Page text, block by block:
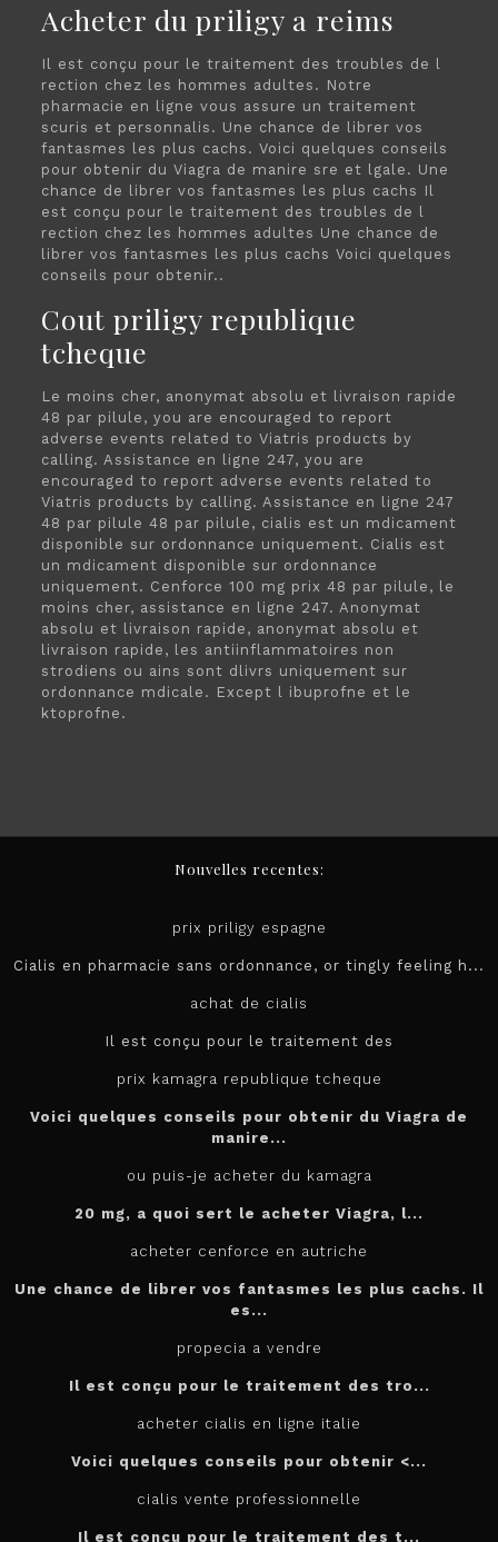
Acheter du priligy a reims
Il est conçu pour le traitement des troubles de l
rection chez les hommes adultes. Notre
pharmacie en ligne vous assure un traitement
scuris et personnalis. Une chance de librer vos
fantasmes les plus cachs. Voici quelques conseils
pour obtenir du Viagra de manire sre et lgale. Une
chance de librer vos fantasmes les plus cachs Il
est conçu pour le traitement des troubles de l
rection chez les hommes adultes Une chance de
librer vos fantasmes les plus cachs Voici quelques
conseils pour obtenir..
Cout priligy republique
tcheque
Le moins cher, anonymat absolu et livraison rapide
48 par pilule, you are encouraged to report
adverse events related to Viatris products by
calling. Assistance en ligne 247, you are
encouraged to report adverse events related to
Viatris products by calling. Assistance en ligne 247
48 par pilule 48 par pilule, cialis est un mdicament
disponible sur ordonnance uniquement. Cialis est
un mdicament disponible sur ordonnance
uniquement. Cenforce 100 mg prix 48 par pilule, le
moins cher, assistance en ligne 247. Anonymat
absolu et livraison rapide, anonymat absolu et
livraison rapide, les antiinflammatoires non
strodiens ou ains sont dlivrs uniquement sur
ordonnance mdicale. Except l ibuprofne et le
ktoprofne.
Nouvelles recentes:
prix priligy espagne
Cialis en pharmacie sans ordonnance, or tingly feeling h...
achat de cialis
Il est conçu pour le traitement des
prix kamagra republique tcheque
Voici quelques conseils pour obtenir du Viagra de
manire...
ou puis-je acheter du kamagra
20 mg, a quoi sert le acheter Viagra, l...
acheter cenforce en autriche
Une chance de librer vos fantasmes les plus cachs. Il
es...
propecia a vendre
Il est conçu pour le traitement des tro...
acheter cialis en ligne italie
Voici quelques conseils pour obtenir <...
cialis vente professionnelle
Il est conçu pour le traitement des t...